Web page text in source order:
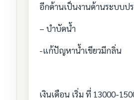
อีกด้านเป็นงานด้านระบบป
– บำบัดน้ำ
-แก้ปัญหาน้ำเขียวมีกลิ่น
เงินเดือน เริ่ม ที่ 13000-